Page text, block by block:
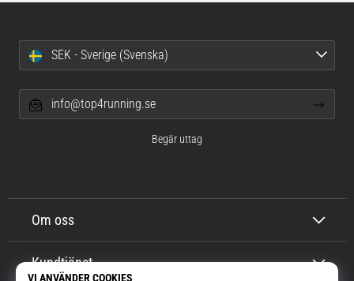
Om oss
Kundtjänst
SEK - Sverige (Svenska)
info@top4running.se
Begär uttag